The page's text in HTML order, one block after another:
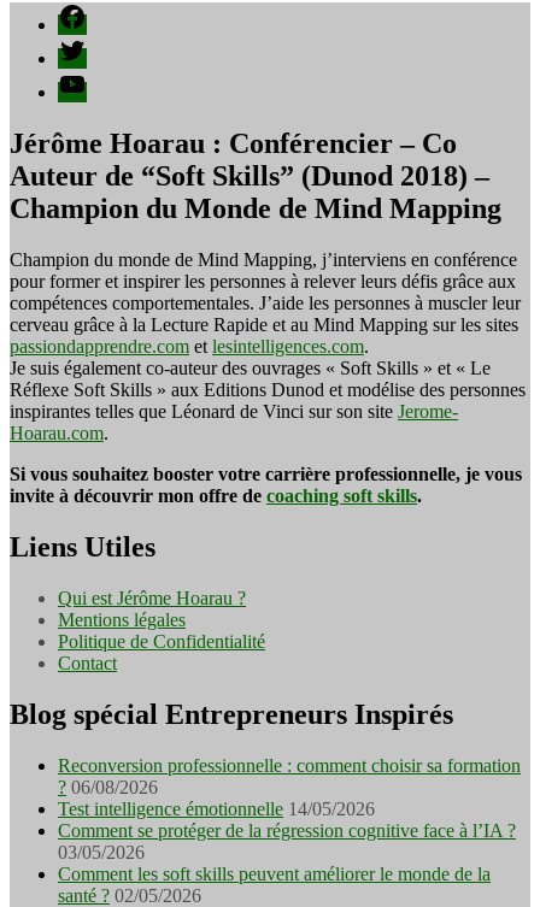
Facebook
Twitter
YouTube
Jérôme Hoarau : Conférencier – Co
Auteur de “Soft Skills” (Dunod 2018) –
Champion du Monde de Mind Mapping
Champion du monde de Mind Mapping, j’interviens en conférence
pour former et inspirer les personnes à relever leurs défis grâce aux
compétences comportementales. J’aide les personnes à muscler leur
cerveau grâce à la Lecture Rapide et au Mind Mapping sur les sites
passiondapprendre.com et lesintelligences.com.
Je suis également co-auteur des ouvrages « Soft Skills » et « Le
Réflexe Soft Skills » aux Editions Dunod et modélise des personnes
inspirantes telles que Léonard de Vinci sur son site Jerome-
Hoarau.com.
Si vous souhaitez booster votre carrière professionnelle, je vous
invite à découvrir mon offre de coaching soft skills.
Liens Utiles
Qui est Jérôme Hoarau ?
Mentions légales
Politique de Confidentialité
Contact
Blog spécial Entrepreneurs Inspirés
Reconversion professionnelle : comment choisir sa formation
? 06/08/2026
Test intelligence émotionnelle 14/05/2026
Comment se protéger de la régression cognitive face à l’IA ?
03/05/2026
Comment les soft skills peuvent améliorer le monde de la
santé ? 02/05/2026